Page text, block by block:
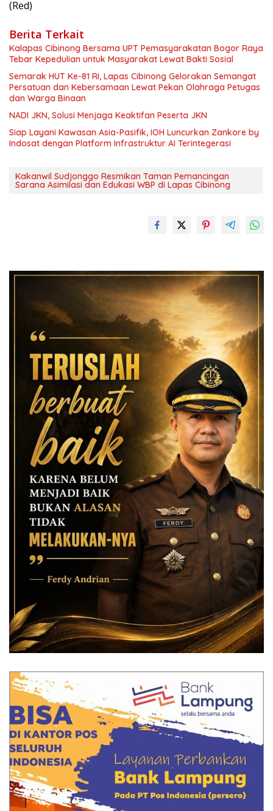
(Red)
Berita Terkait
Kalapas Cibinong Bersama UPT Pemasyarakatan Bogor Raya
Tebar Kepedulian untuk Masyarakat Lewat Bakti Sosial
Semarak HUT Ke-81 RI, Lapas Cibinong Gelorakan Semangat
Persatuan dan Kebersamaan Lewat Pekan Olahraga Petugas
dan Warga Binaan
NADI JKN, Solusi Menjaga Keaktifan Peserta JKN
Siap Layani Kawasan Asia-Pasifik, IOH Luncurkan Zankore by
Indosat dengan Platform Infrastruktur AI Terintegerasi
Kakanwil Sudjonggo Resmikan Taman Pemancingan
Sarana Asimilasi dan Edukasi WBP di Lapas Cibinong